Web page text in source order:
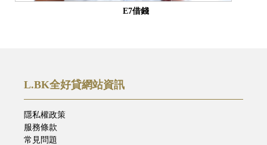
E7借錢
L.BK全好貸網站資訊
隱私權政策
服務條款
常見問題